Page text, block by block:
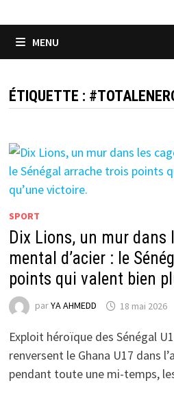
MENU
ÉTIQUETTE :
SPORT
Dix Lions, un mur dans
mental d’acier : le
points qui valent bien
parYA AHMEDD 18 mai 2026
Exploit héroïque des Sénégal
renversent le Ghana U17 dans
pendant toute une mi-temps,